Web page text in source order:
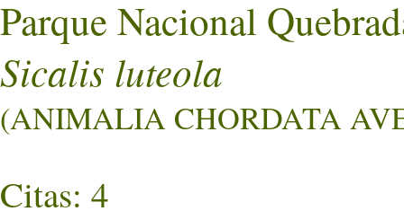
Parque Nacional
Sicalis luteola
(ANIMALIA CHORDATA
Citas: 4